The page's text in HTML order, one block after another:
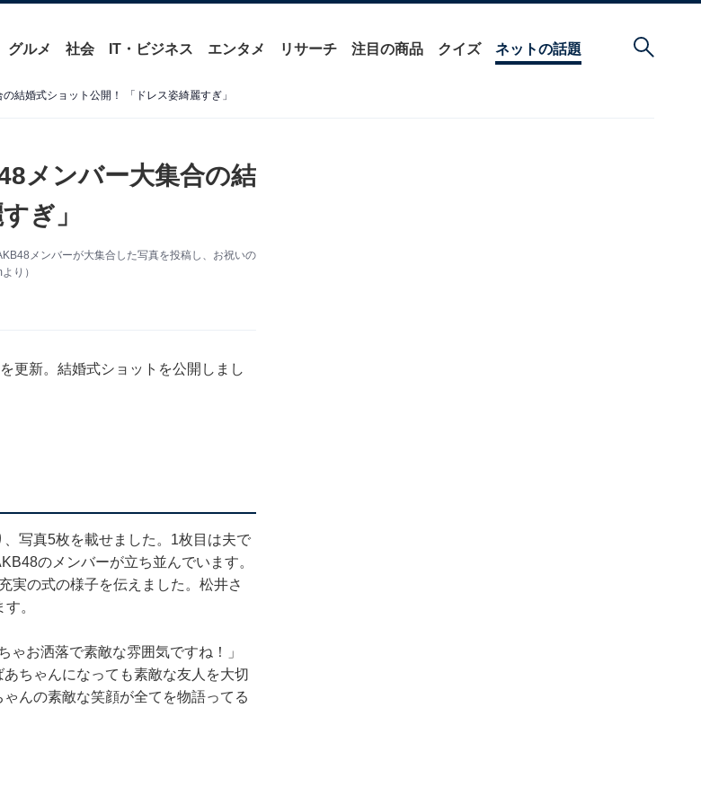
グルメ 社会 IT・ビジネス エンタメ リサーチ 注目の商品 クイズ ネットの話題
結婚式ショット公開！ 「ドレス姿綺麗すぎ」
メンバー大集合の結
ぎ」
メンバーが大集合した写真を投稿し、お祝いの
り）
更新。結婚式ショットを公開しまし
写真5枚を載せました。1枚目は夫で
のメンバーが立ち並んでいます。
実の式の様子を伝えました。松井さ
。
お洒落で素敵な雰囲気ですね！」
ちゃんになっても素敵な友人を大切
んの素敵な笑顔が全てを物語ってる